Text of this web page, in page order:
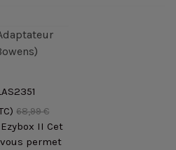
68,99 €
II Cet
permet